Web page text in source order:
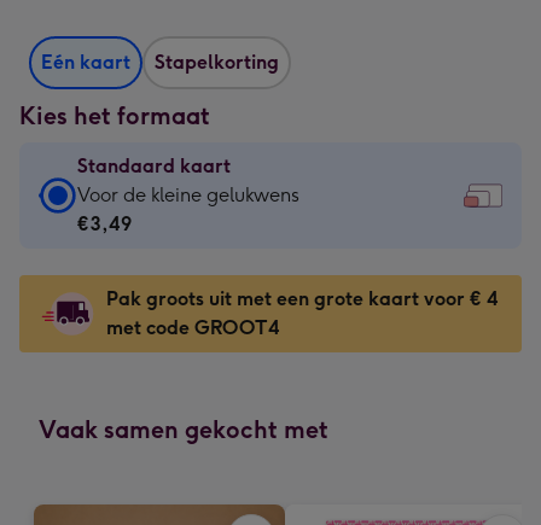
Eén kaart Stapelkorting
Kies het formaat
Standaard kaart
Standaard
kaart
€3,49
-
Voor
gelukwens
160
Voor de kleine gelukwens
€3,49
Pak groots uit met een grote kaart voor € 4
met code GROOT4
Vaak samen gekocht met